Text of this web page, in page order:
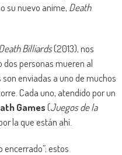
su nuevo anime, Death
Billiards(2013), nos
dos personas mueren al
enviadas a uno de muchos
Cada uno, atendido por un
Games(Juegos de la
la que están ahí.
encerrado”; estos